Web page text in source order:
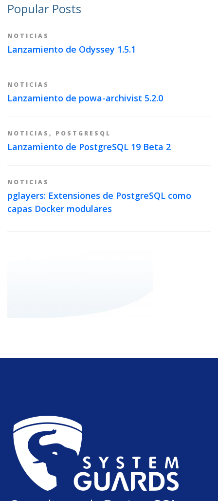
Popular Posts
NOTICIAS
Lanzamiento de Odyssey 1.5.1
NOTICIAS
Lanzamiento de powa-archivist 5.2.0
NOTICIAS , POSTGRESQL
Lanzamiento de PostgreSQL 19 Beta 2
NOTICIAS
pglayers: Extensiones de PostgreSQL como
capas Docker modulares